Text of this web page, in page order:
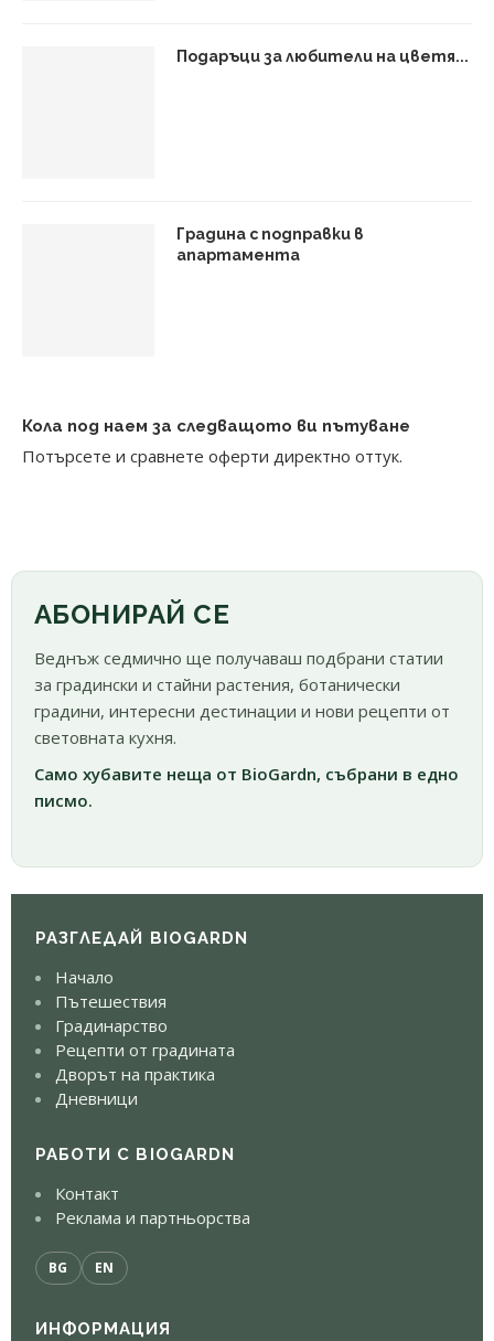
Подаръци за любители на цветя...
Градина с подправки в
апартамента
Кола под наем за следващото ви пътуване
Потърсете и сравнете оферти директно оттук.
АБОНИРАЙ СЕ
Веднъж седмично ще получаваш подбрани статии
за градински и стайни растения, ботанически
градини, интересни дестинации и нови рецепти от
световната кухня.
Само хубавите неща от BioGardn, събрани в едно
писмо.
РАЗГЛЕДАЙ BIOGARDN
Начало
Пътешествия
Градинарство
Рецепти от градината
Дворът на практика
Дневници
РАБОТИ С BIOGARDN
Контакт
Реклама и партньорства
BG EN
ИНФОРМАЦИЯ